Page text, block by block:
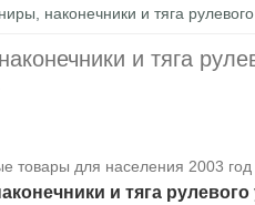
наконечники и тяга
и тяга
товары для населения 2003 год
и тяга